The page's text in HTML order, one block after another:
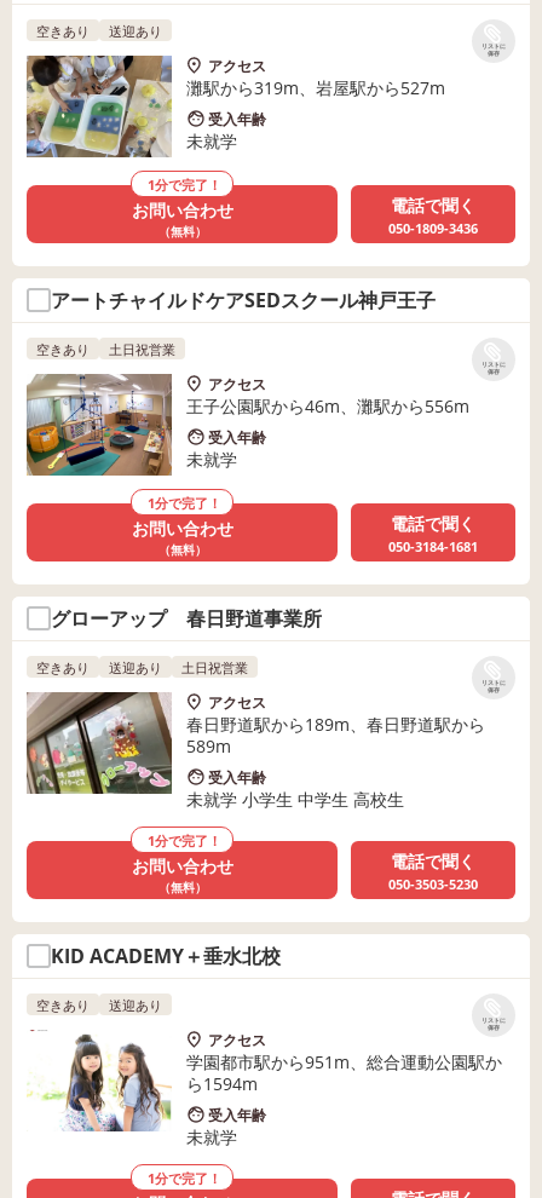
リストに
保存
空きあり 送迎あり
アクセス
灘駅から319m、岩屋駅から527m
受入年齢
未就学
1分で完了！
お問い合わせ
（無料）
電話で聞く
050-1809-3436
アートチャイルドケアSEDスクール神戸王子
リストに
保存
空きあり 土日祝営業
アクセス
王子公園駅から46m、灘駅から556m
受入年齢
未就学
1分で完了！
お問い合わせ
（無料）
電話で聞く
050-3184-1681
グローアップ 春日野道事業所
リストに
保存
空きあり 送迎あり 土日祝営業
アクセス
春日野道駅から189m、春日野道駅から
589m
受入年齢
未就学 小学生 中学生 高校生
1分で完了！
お問い合わせ
（無料）
電話で聞く
050-3503-5230
KID ACADEMY＋垂水北校
リストに
保存
空きあり 送迎あり
アクセス
学園都市駅から951m、総合運動公園駅か
ら1594m
受入年齢
未就学
1分で完了！